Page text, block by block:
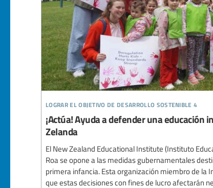
lograr el objetivo de desarrollo sostenible 4
¡Actúa! Ayuda a defender una educación
Zelanda
El New Zealand Educational Institute (Instituto
Roa se opone a las medidas gubernamentales
primera infancia. Esta organización miembro de la
que estas decisiones con fines de lucro afectarán